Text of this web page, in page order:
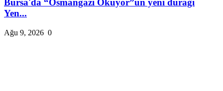
Bursa'da “Osmangazi Okuyor”un yeni durağı
Yen...
Ağu 9, 2026 0